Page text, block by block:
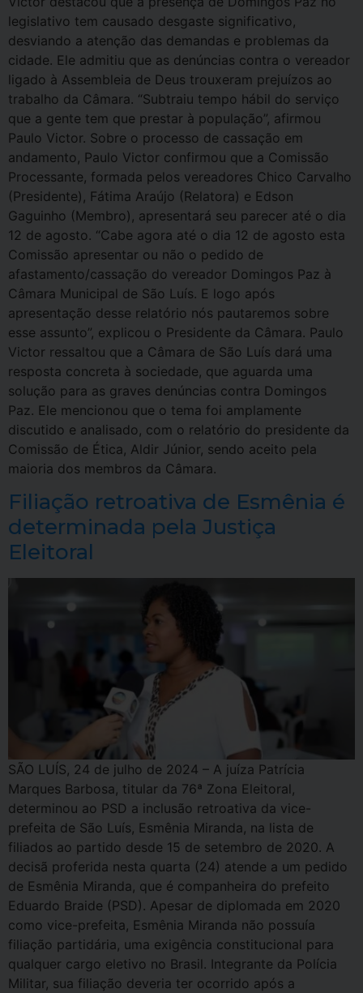
legislativo tem causado desgaste significativo,
desviando a atenção das demandas e problemas da
cidade. Ele admitiu que as denúncias contra o vereador
ligado à Assembleia de Deus trouxeram prejuízos ao
trabalho da Câmara. “Subtraiu tempo hábil do serviço
que a gente tem que prestar à população”, afirmou
Paulo Victor. Sobre o processo de cassação em
andamento, Paulo Victor confirmou que a Comissão
Processante, formada pelos vereadores Chico Carvalho
(Presidente), Fátima Araújo (Relatora) e Edson
Gaguinho (Membro), apresentará seu parecer até o dia
12 de agosto. “Cabe agora até o dia 12 de agosto esta
Comissão apresentar ou não o pedido de
afastamento/cassação do vereador Domingos Paz à
Câmara Municipal de São Luís. E logo após
apresentação desse relatório nós pautaremos sobre
esse assunto”, explicou o Presidente da Câmara. Paulo
Victor ressaltou que a Câmara de São Luís dará uma
resposta concreta à sociedade, que aguarda uma
solução para as graves denúncias contra Domingos
Paz. Ele mencionou que o tema foi amplamente
discutido e analisado, com o relatório do presidente da
Comissão de Ética, Aldir Júnior, sendo aceito pela
maioria dos membros da Câmara.
Filiação retroativa de Esmênia é
determinada pela Justiça
Eleitoral
SÃO LUÍS, 24 de julho de 2024 – A juíza Patrícia
Marques Barbosa, titular da 76ª Zona Eleitoral,
determinou ao PSD a inclusão retroativa da vice-
prefeita de São Luís, Esmênia Miranda, na lista de
filiados ao partido desde 15 de setembro de 2020. A
decisã proferida nesta quarta (24) atende a um pedido
de Esmênia Miranda, que é companheira do prefeito
Eduardo Braide (PSD). Apesar de diplomada em 2020
como vice-prefeita, Esmênia Miranda não possuía
filiação partidária, uma exigência constitucional para
qualquer cargo eletivo no Brasil. Integrante da Polícia
Militar, sua filiação deveria ter ocorrido após a